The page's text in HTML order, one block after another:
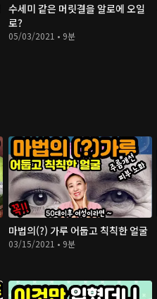
수세미 같은 머릿결을 알로에 오일
로?
05/03/2021 • 9분
마법의(?) 가루 어둡고 칙칙한 얼굴
03/15/2021 • 9분